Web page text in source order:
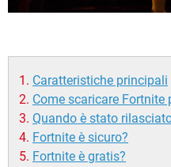
Caratteristiche principali
Come scaricare Fortnite
Quando è stato
Fortnite è sicuro?
Fortnite è gratis?